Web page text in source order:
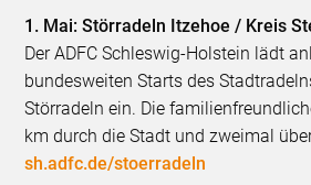
1. Mai: Störradeln Itzehoe / Kreis
Der ADFC Schleswig-Holstein lädt
bundesweiten Starts des
Störradeln ein. Die
km durch die Stadt und zweimal
sh.adfc.de/stoerradeln